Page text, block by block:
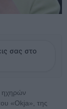
σας στο
ηχηρών
«Okja», της